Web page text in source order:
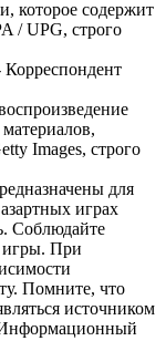
которое содержит
/ UPG, строго
Корреспондент
Images, строго
для
играх
Соблюдайте
игры. При
Помните, что
источником
Информационный